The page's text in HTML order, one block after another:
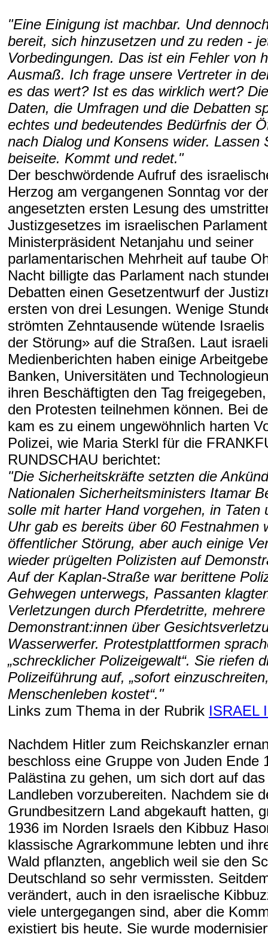
"Eine Einigung ist machbar. Und
bereit, sich hinzusetzen und zu reden -
Vorbedingungen. Das ist ein Fehler von
Ausmaß. Ich frage unsere Vertreter in
es das wert? Ist es das wirklich wert?
Daten, die Umfragen und die Debatten
echtes und bedeutendes Bedürfnis der
nach Dialog und Konsens wider. Lassen
beiseite. Kommt und redet."
Der beschwördende Aufruf des
Herzog am vergangenen Sonntag vor
angesetzten ersten Lesung des
Justizgesetzes im israelischen
Ministerpräsident Netanjahu und seiner
parlamentarischen Mehrheit auf taube
Nacht billigte das Parlament nach
Debatten einen Gesetzentwurf der
ersten von drei Lesungen. Wenige
strömten Zehntausende wütende
der Störung» auf die Straßen. Laut
Medienberichten haben einige
Banken, Universitäten und
ihren Beschäftigten den Tag
den Protesten teilnehmen können. Bei
kam es zu einem ungewöhnlich harten
Polizei, wie Maria Sterkl für die
RUNDSCHAU berichtet:
"Die Sicherheitskräfte setzten die
Nationalen Sicherheitsministers Itamar
solle mit harter Hand vorgehen, in Taten
Uhr gab es bereits über 60 Festnahmen
öffentlicher Störung, aber auch einige
wieder prügelten Polizisten auf
Auf der Kaplan-Straße war berittene
Gehwegen unterwegs, Passanten
Verletzungen durch Pferdetritte, mehrere
Demonstrant:innen über
Wasserwerfer. Protestplattformen
„schrecklicher Polizeigewalt“. Sie riefen
Polizeiführung auf, „sofort
Menschenleben kostet“."
Links zum Thema in der Rubrik ISRAEL
Nachdem Hitler zum Reichskanzler
beschloss eine Gruppe von Juden Ende
Palästina zu gehen, um sich dort auf
Landleben vorzubereiten. Nachdem sie
Grundbesitzern Land abgekauft hatten,
1936 im Norden Israels den Kibbuz
klassische Agrarkommune lebten und
Wald pflanzten, angeblich weil sie den
Deutschland so sehr vermissten.
verändert, auch in den israelische
viele untergegangen sind, aber die
existiert bis heute. Sie wurde